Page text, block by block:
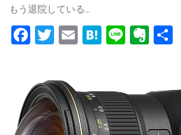
もう退院している...
Facebook
Twitter
EmailHatena
Line